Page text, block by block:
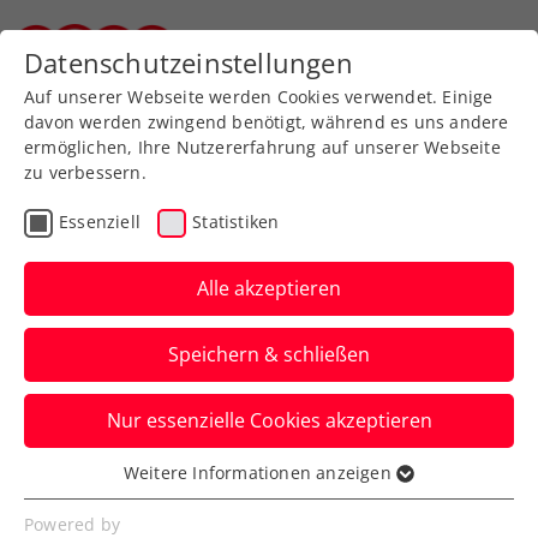
Zurück zur Newsübersicht
Turniere
ATP-Challenger Hamburg:
Einzelfinale und Doppel-
Premierentitel für Novak
Das ÖTV-Ass hält sich an der deutschen
Nordseeküste nach wie vor in beiden
Bewerben schadlos.
Verfasst von: Manuel Wachta, 21.10.2023
Datenschutzeinstellungen
Auf unserer Webseite werden Cookies verwendet. Einige
davon werden zwingend benötigt, während es uns andere
ermöglichen, Ihre Nutzererfahrung auf unserer Webseite
zu verbessern.
Essenziell Statistiken
Alle akzeptieren
Speichern & schließen
Nur essenzielle Cookies akzeptieren
Essenziell
Essenzielle Cookies werden für grundlegende
Weitere Informationen anzeigen
Powered by